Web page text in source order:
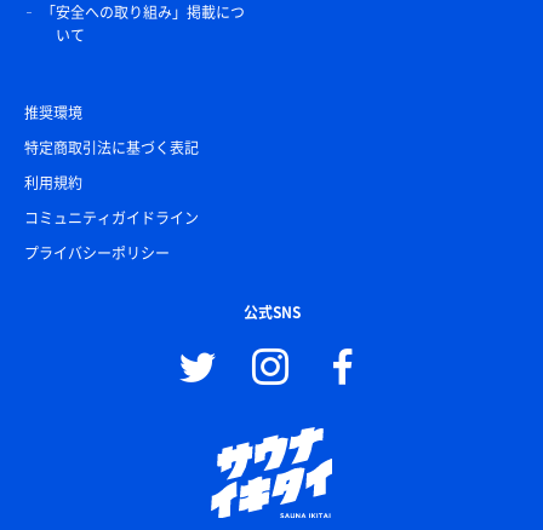
「安全への取り組み」掲載につ
いて
推奨環境
特定商取引法に基づく表記
利用規約
コミュニティガイドライン
プライバシーポリシー
公式SNS